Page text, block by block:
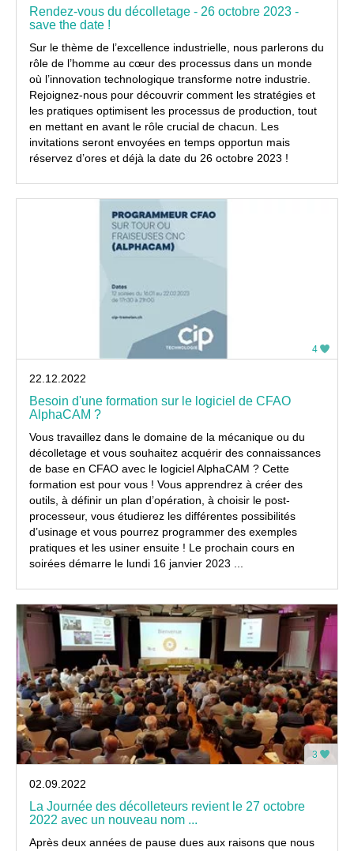
Rendez-vous du décolletage - 26 octobre 2023 -
save the date !
Sur le thème de l’excellence industrielle, nous parlerons du
rôle de l’homme au cœur des processus dans un monde
où l’innovation technologique transforme notre industrie.
Rejoignez-nous pour découvrir comment les stratégies et
les pratiques optimisent les processus de production, tout
en mettant en avant le rôle crucial de chacun. Les
invitations seront envoyées en temps opportun mais
réservez d’ores et déjà la date du 26 octobre 2023 !
4
22.12.2022
Besoin d'une formation sur le logiciel de CFAO
AlphaCAM ?
Vous travaillez dans le domaine de la mécanique ou du
décolletage et vous souhaitez acquérir des connaissances
de base en CFAO avec le logiciel AlphaCAM ? Cette
formation est pour vous ! Vous apprendrez à créer des
outils, à définir un plan d’opération, à choisir le post-
processeur, vous étudierez les différentes possibilités
d’usinage et vous pourrez programmer des exemples
pratiques et les usiner ensuite ! Le prochain cours en
soirées démarre le lundi 16 janvier 2023 ...
3
02.09.2022
La Journée des décolleteurs revient le 27 octobre
2022 avec un nouveau nom ...
Après deux années de pause dues aux raisons que nous